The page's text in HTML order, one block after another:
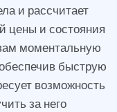
и рассчитает
цены и состояния
моментальную
быструю
возможность
за него